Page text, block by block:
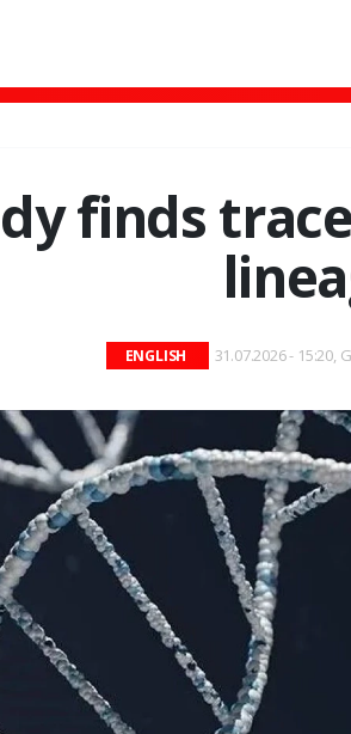
finds
ENGLISH 31.07.2026 - 15:20,